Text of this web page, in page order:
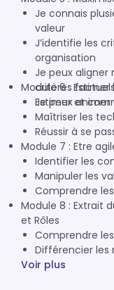
Je connais
valeur
J’identifie les
organisation
Je peux
critères
Je peux
Module 6 :
Estimer et
Maîtriser les
Réussir à se
Module 7 : Etre
Identifier les
Manipuler les
Comprendre
Module 8 : Extrait
et Rôles
Comprendre
Différencier les
Voir plus